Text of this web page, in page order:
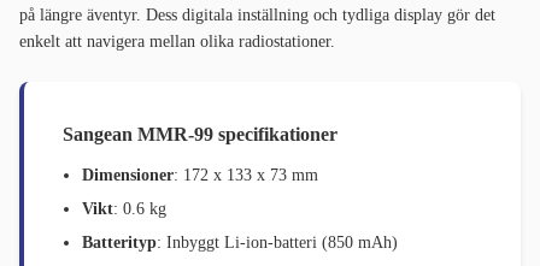
på längre äventyr. Dess digitala inställning och tydliga display gör det
enkelt att navigera mellan olika radiostationer.
Sangean MMR-99 specifikationer
Dimensioner: 172 x 133 x 73 mm
Vikt: 0.6 kg
Batterityp: Inbyggt Li-ion-batteri (850 mAh)